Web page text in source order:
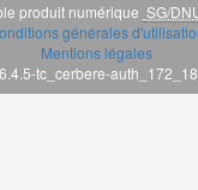
produit numérique SG/
générales
Mentions légales
tc_cerbere-